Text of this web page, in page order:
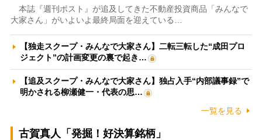
本誌『週刊ポスト』が追及してきた不動産投資商品「みんなで
大家さん」がいよいよ最終局面を迎えている…
【独走スクープ・みんなで大家さん】二転三転した“成田プロ
ジェクト”の計画変更の裏で起き…
【追及スクープ・みんなで大家さん】独占入手“内部議事録”で
明かされる柳瀬健一・代表の思…
一覧を見る
古賀真人「発掘！好決算銘柄」